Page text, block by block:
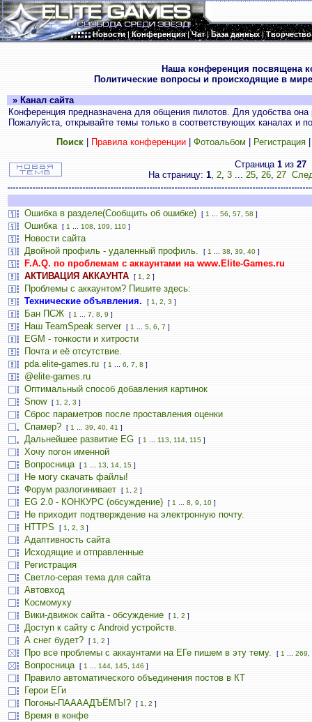
Новости|Конференция|Чат|База данных|Творчество
Наша конференция посвящена
Политические вопросы и происходящие в
» Канал сайта
Конференция предназначена для общения пилотов. Для удобства
Пожалуйста, открывайте темы только в соответствующих каналах и
Поиск| Правила конференции| Фотоальбом Регистрация
Страница 1из 27
На страницу: 1, 2, 3 ... 25, 26, 27
Ошибка в разделе(Сообщить об ошибке) [ 1 56 57 58 ]
Ошибка [ 1 108 109 110 ]
Новости сайта
Двойной профиль - удаленный профиль.
[ 1 38 39 40 ]
F.A.Q. по проблемам с аккаунтами на www.Elite-Games.ru
АКТИВАЦИЯ АККАУНТА
[ 1 2 ]
Проблемы с аккаунтом? Пишите здесь:
Технические объявления.
[ 1 2 3 ]
Бан ПСЖ [ 1 7 8 9 ]
Наш TeamSpeak server [ 1 5 6 7 ]
EGM - тонкости и хитрости
Почта и её отсутствие.
pda.elite-games.ru
[ 1 6 7 8 ]
@elite-games.ru
Оптимальный способ добавления картинок
Snow
[ 1 2 3 ]
Сброс параметров после проставления оценки
Спамер?
[ 1 39 40 41 ]
Дальнейшее развитие EG [ 1 113 114 115 ]
Хочу погон именной
Вопросница
[ 1 13 14 15 ]
Не могу скачать файлы!
Форум разлогинивает
[ 1 2 ]
EG 2.0 - КОНКУРС (обсуждение) [ 1 8 9 10 ]
Не приходит подтверждение на электронную почту.
HTTPS
[ 1 2 3 ]
Адаптивность сайта
Исходящие и отправленные
Регистрация
Светло-серая тема для сайта
Автовход
Космомуху
Вики-движок сайта - обсуждение
[ 1 2 ]
Доступ к сайту с Android устройств.
А снег будет?
[ 1 2 ]
Про все проблемы с аккаунтами на ЕГе пишем в эту тему. [ 1 269
Вопросница [ 1 144 145 146 ]
Правило автоматического объединения постов в КТ
Герои ЕГи
Погоны-ПААААДЪЁМЪ!?
[ 1 2 ]
Время в конфе